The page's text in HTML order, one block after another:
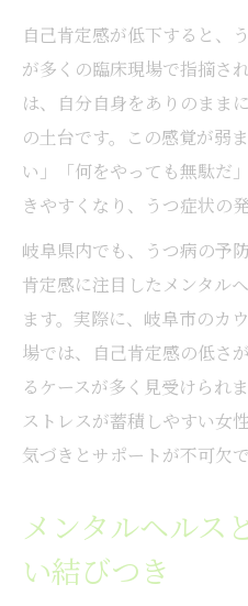
上法
無料相談窓口の活
る方法
心療内科やメンタ
較
自己肯定感が不
とは
評判の良い相談先
ント
心の安定を支える自
自己肯定感を高
メンタルヘルス維
小さな達成感を積
ツ
他人と比較せず
自己肯定感が低下すると、
が多くの臨床現場で指摘さ
は、自分自身をありのまま
の土台です。この感覚が弱
い」「何をやっても無駄だ
きやすくなり、うつ症状の
岐阜県内でも、うつ病の予
肯定感に注目したメンタル
ます。実際に、岐阜市のカ
場では、自己肯定感の低さ
るケースが多く見受けられ
ストレスが蓄積しやすい女
気づきとサポートが不可欠で
メンタルヘルス
い結びつき